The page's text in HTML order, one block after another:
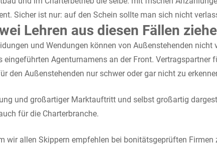
Sicher ist nur: auf den Schein sollte man sich nicht
Lehren aus diesen Fällen
und Wendungen können von Außenstehenden
eingeführten Agenturnamens an der Front.
den Außenstehenden nur schwer oder gar nicht zu
und großartiger Marktauftritt und selbst großartig
für die Charterbranche.
wir allen Skippern empfehlen bei bonitätsgeprüften